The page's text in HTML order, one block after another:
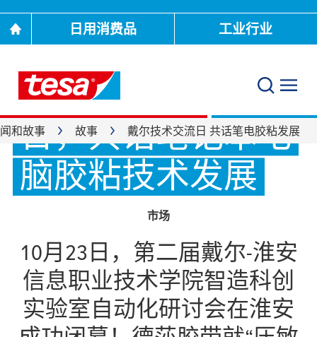
日用消费品 工业行业
和故事 故事 戴尔技术交流日 共话笔电胶粘发展
2019戴尔技术交流
日，共话笔记本电
脑胶粘技术发展
市场
10月23日，第二届戴尔-淮安
信息职业技术学院智造科创
实验室自动化研讨会在淮安